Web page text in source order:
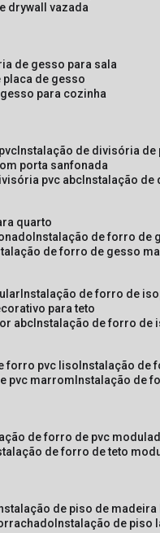
drywall vazada
de gesso para sala
placa de gesso
para cozinha
instalação de divisória de
porta sanfonada
pvc abc instalação de
quarto
instalação de forro de
de forro de gesso
instalação de forro de
para teto
abc instalação de forro de
forro pvc liso instalação de
pvc marrom instalação de
de forro de pvc
de forro de teto
de piso de
instalação de piso